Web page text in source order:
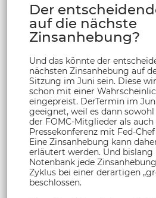
Der
auf die nächste
Zinsanhebung?
Und das könnte der
nächsten Zinsanhebung auf
Sitzung im Juni sein. Diese
schon mit einer
eingepreist. DerTermin im
geeignet, weil es dann
der FOMC-Mitglieder als auch
Pressekonferenz mit Fed-
Eine Zinsanhebung kann
erläutert werden. Und bislang
Notenbank jede
Zyklus bei einer derartigen
beschlossen.